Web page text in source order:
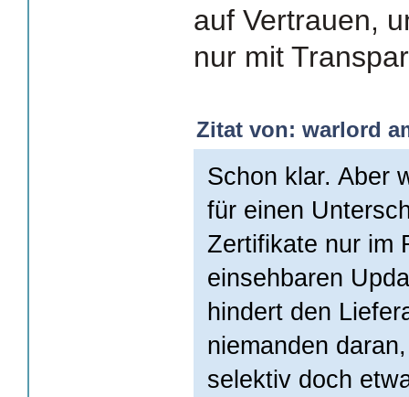
auf Vertrauen,
nur mit
Zitat von: warlord
Schon klar. Aber
für einen
Zertifikate nur im
einsehbaren
hindert den
niemanden
selektiv doch